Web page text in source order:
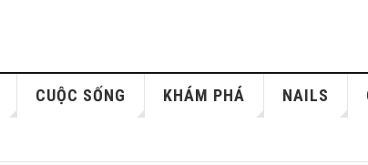
CUỘC SỐNG KHÁM PHÁ NAILS